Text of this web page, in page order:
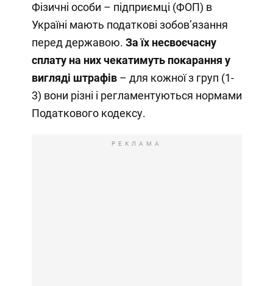
Фізичні особи – підприємці (ФОП) в
Україні мають податкові зобовʼязання
перед державою. За їх несвоєчасну
сплату на них чекатимуть покарання у
вигляді штрафів– для кожної з груп (1-
3) вони різні і регламентуються нормами
Податкового кодексу.
РЕКЛАМА